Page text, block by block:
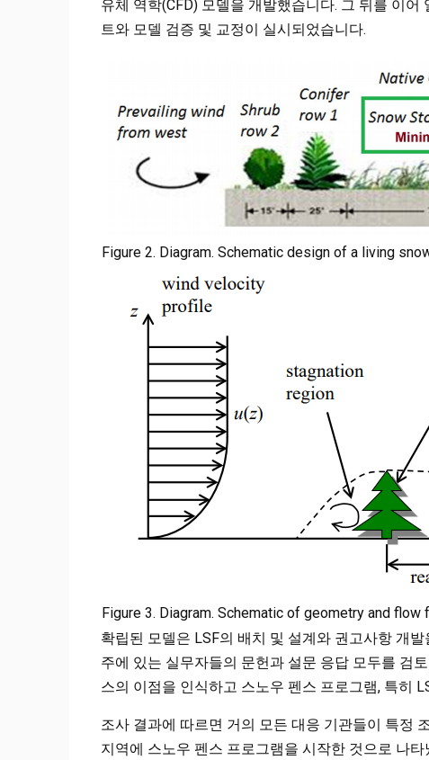
유체 역학(CFD) 모델을 개발했습니다. 그 뒤를 이
트와 모델 검증 및 교정이 실시되었습니다.
Figure 2. Diagram. Schematic design of a living
Figure 3. Diagram. Schematic of geometry and
확립된 모델은 LSF의 배치 및 설계와 권고사항 개
주에 있는 실무자들의 문헌과 설문 응답 모두를 검
스의 이점을 인식하고 스노우 펜스 프로그램, 특히
조사 결과에 따르면 거의 모든 대응 기관들이 특정
지역에 스노우 펜스 프로그램을 시작한 것으로 나